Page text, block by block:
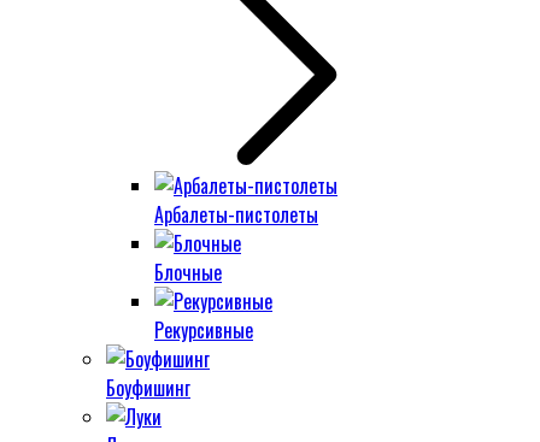
Арбалеты-пистолеты
Блочные
Рекурсивные
Боуфишинг